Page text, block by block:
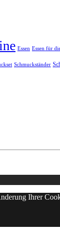
Essen Essen für
Schmuckständer
Ihrer